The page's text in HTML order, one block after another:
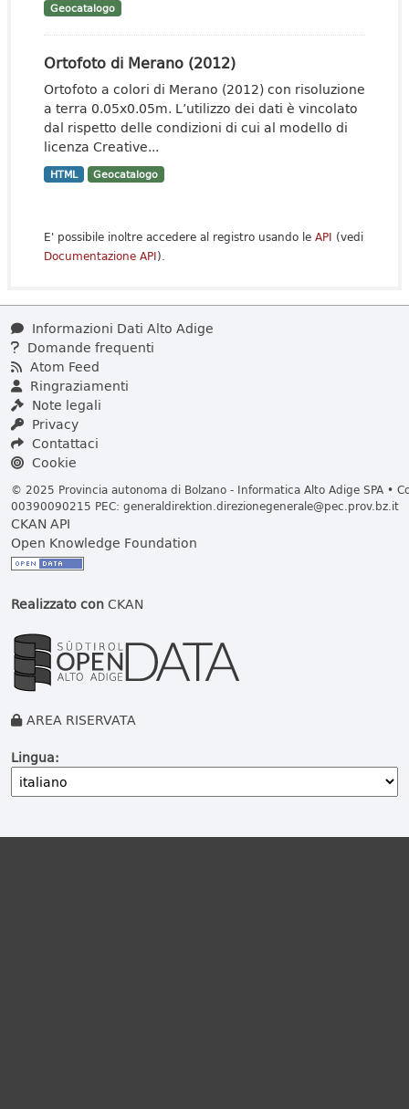
Geocatalogo
Ortofoto di Merano (2012)
Ortofoto a colori di Merano (2012) con risoluzione
a terra 0.05x0.05m. L’utilizzo dei dati è vincolato
dal rispetto delle condizioni di cui al modello di
licenza Creative...
HTML Geocatalogo
E' possibile inoltre accedere al registro usando le API (vedi
Documentazione API).
Informazioni Dati Alto Adige
Domande frequenti
Atom Feed
Ringraziamenti
Note legali
Privacy
Contattaci
Cookie
© 2025 Provincia autonoma di Bolzano - Informatica Alto Adige SPA •
00390090215 PEC: generaldirektion.direzionegenerale@pec.prov.bz.it
CKAN API
Open Knowledge Foundation
Realizzato conCKAN
AREA RISERVATA
Lingua